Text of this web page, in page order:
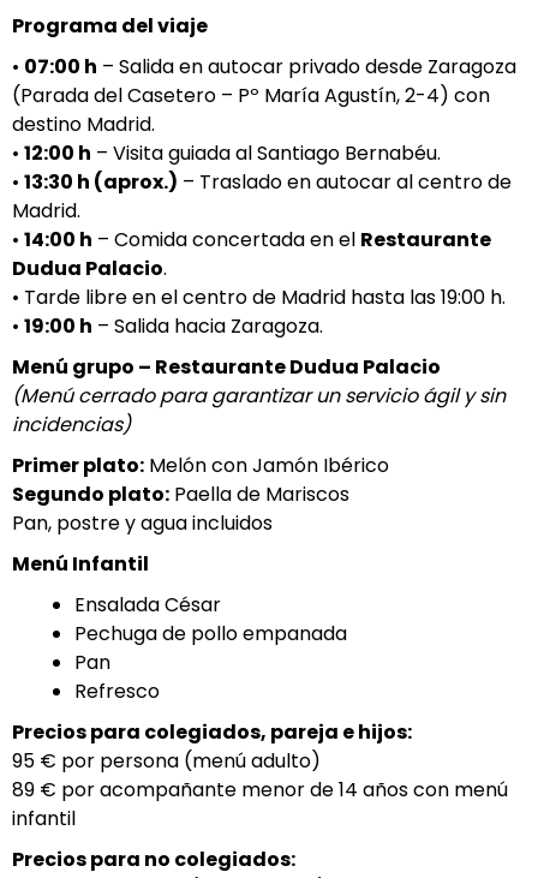
Programa del viaje
• 07:00 h – Salida en autocar privado desde Zaragoza
(Parada del Casetero – Pº María Agustín, 2-4) con
destino Madrid.
• 12:00 h – Visita guiada al Santiago Bernabéu.
• 13:30 h (aprox.) – Traslado en autocar al centro de
Madrid.
• 14:00 h – Comida concertada en el Restaurante
Dudua Palacio.
• Tarde libre en el centro de Madrid hasta las 19:00 h.
• 19:00 h – Salida hacia Zaragoza.
Menú grupo – Restaurante Dudua Palacio
(Menú cerrado para garantizar un servicio ágil y sin
incidencias)
Primer plato: Melón con Jamón Ibérico
Segundo plato: Paella de Mariscos
Pan, postre y agua incluidos
Menú Infantil
Ensalada César
Pechuga de pollo empanada
Pan
Refresco
Precios para colegiados, pareja e hijos:
95 € por persona (menú adulto)
89 € por acompañante menor de 14 años con menú
infantil
Precios para no colegiados: